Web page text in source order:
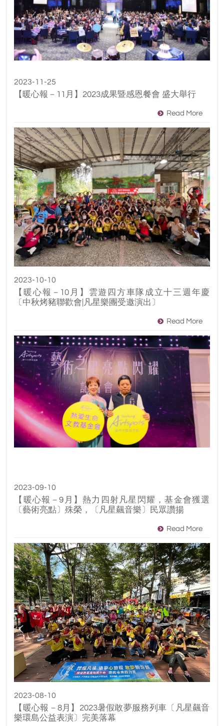
2023-11-25
【暖心報－11月】2023成果暨感恩餐會 盛大舉行
Read More
2023-10-10
【暖心報－10月】雲遊四方車隊成立十三週年慶
〔中秋烤豬聯歡會|凡星樂團受邀演出〕
Read More
2023-09-10
【暖心報－9月】熱力四射凡星閃耀，基金會獲選
〔藝術亮點〕殊榮，〔凡星飆音樂〕民眾讚揚
Read More
2023-08-10
【暖心報－8月】2023暑假敢夢服務列車〔凡星飆音
樂環島公益表演〕完美落幕